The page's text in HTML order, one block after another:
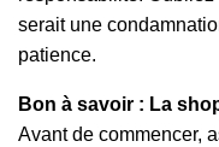
serait une
patience.
Bon à savoir : La
Avant de commencer,